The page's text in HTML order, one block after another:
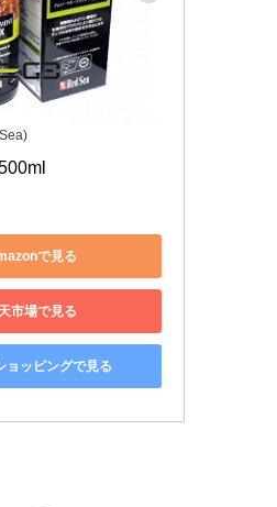
で見る
市場で見る
ョッピングで見る